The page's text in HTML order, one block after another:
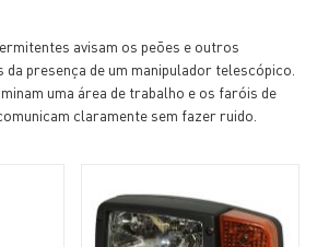
avisam os peões e outros
da presença de um manipulador telescópico.
uma área de trabalho e os faróis de
claramente sem fazer ruido.